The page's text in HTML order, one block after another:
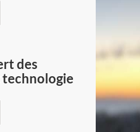
des
technologie